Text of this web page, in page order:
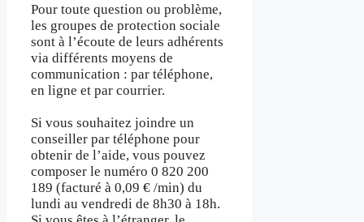
Pour toute question ou problème,
les groupes de protection sociale
sont à l’écoute de leurs adhérents
via différents moyens de
communication : par téléphone,
en ligne et par courrier.
Si vous souhaitez joindre un
conseiller par téléphone pour
obtenir de l’aide, vous pouvez
composer le numéro 0 820 200
189 (facturé à 0,09 € /min) du
lundi au vendredi de 8h30 à 18h.